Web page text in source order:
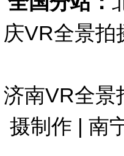
庆VR全景拍
济南VR全景
摄制作 | 南